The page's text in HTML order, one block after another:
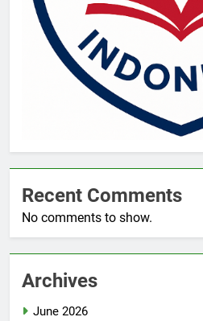
Recent Comments
No comments to show.
Archives
June 2026